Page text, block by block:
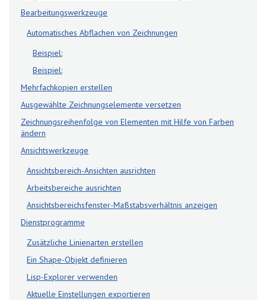
Bearbeitungswerkzeuge
Automatisches Abflachen von Zeichnungen
Beispiel:
Beispiel:
Mehrfachkopien erstellen
Ausgewählte Zeichnungselemente versetzen
Zeichnungsreihenfolge von Elementen mit Hilfe von Farben
ändern
Ansichtswerkzeuge
Ansichtsbereich-Ansichten ausrichten
Arbeitsbereiche ausrichten
Ansichtsbereichsfenster-Maßstabsverhältnis anzeigen
Dienstprogramme
Zusätzliche Linienarten erstellen
Ein Shape-Objekt definieren
Lisp-Explorer verwenden
Aktuelle Einstellungen exportieren